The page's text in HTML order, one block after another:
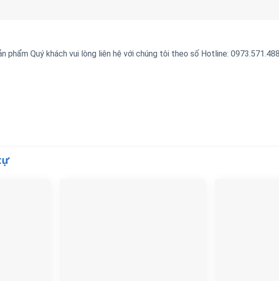
phẩm Quý khách vui lòng liên hệ với chúng tôi theo số Hotline: